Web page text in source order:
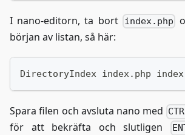
I nano-editorn, ta bort index.php
början av listan, så här:
DirectoryIndex index.php
Spara filen och avsluta nano med
för att bekräfta och slutligen